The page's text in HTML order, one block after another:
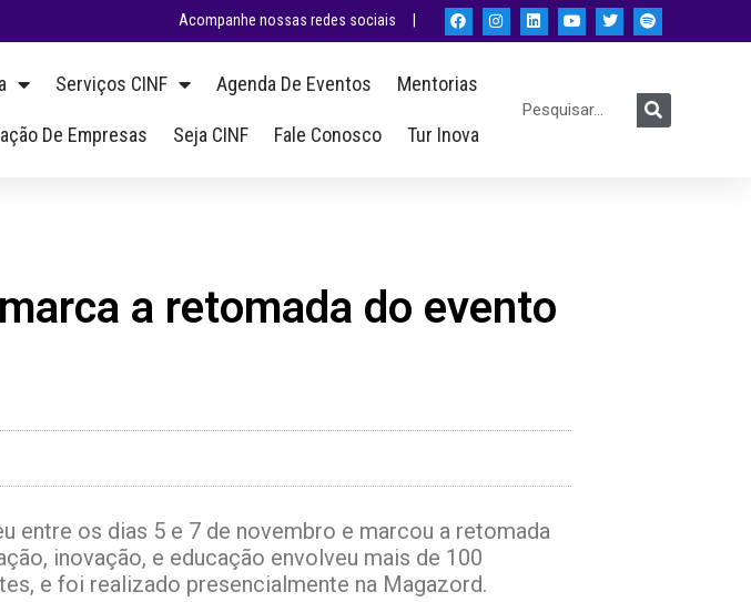
Acompanhe nossas redes sociais |
Serviços CINF Agenda De Eventos Mentorias
De Empresas Seja CINF Fale Conosco Tur Inova
a retomada do evento
entre os dias 5 e 7 de novembro e marcou a retomada
inovação, e educação envolveu mais de 100
e foi realizado presencialmente na Magazord.